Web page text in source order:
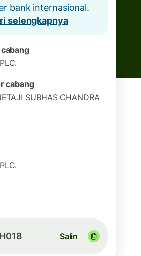
bank internasional.
selengkapnya
cabang
SUBHAS CHANDRA
Salin